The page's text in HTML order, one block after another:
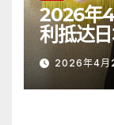
2026年
利抵达
2026年4月